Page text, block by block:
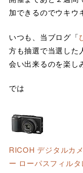
加できるのでウキウ
いつも、当ブログ「
方も抽選で当選した
会い出来るのを楽し
では
RICOH デジタルカ
ー ローパスフィル